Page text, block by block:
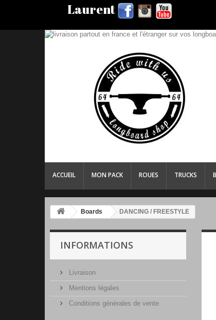
Laurent
ACCUEIL MON PACK ROUES TRUCKS
Boards DANCING / FREESTYLE
INFORMATIONS
Livraison
Mentions légales
Conditions générales de vente